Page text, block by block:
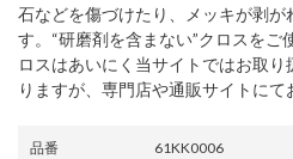
石などを傷づけたり、メッキが剥が
す。“研磨剤を含まない”クロスをご
ロスはあいにく当サイトではお取
りますが、専門店や通販サイトにて
品番
61KK0006